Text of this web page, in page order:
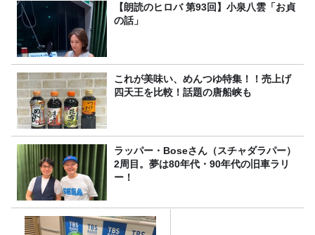
【朗読のヒロバ 第93回】小泉八雲「お貞
の話」
これが美味い、めんつゆ特集！！売上げ
四天王を比較！話題の唐船峡も
ラッパー・Boseさん（スチャダラパー）
2周目。夢は80年代・90年代の旧車ラリ
ー！